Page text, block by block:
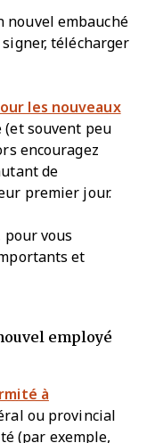
nouvel embauché
télécharger
les nouveaux
(et souvent peu
encouragez
de
premier jour.
pour vous
et
employé
à
ou provincial
(par exemple,